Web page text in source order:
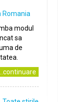
Romania
modul
sa
de
..continuare